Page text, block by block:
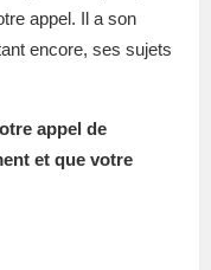
appel. Il a son
encore, ses sujets
appel de
et que votre